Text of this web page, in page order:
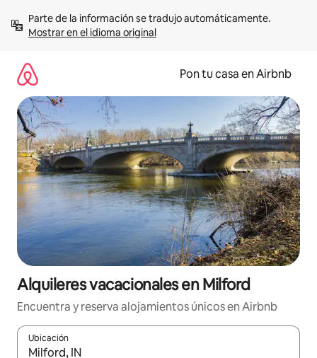
contenidoMostrar en el idioma original
Pon tu casa en Airbnb
Alquileres vacacionales en Milford
Encuentra y reserva alojamientos únicos en Airbnb
Ubicación
Cuando los resultados estén disponibles, navega con las